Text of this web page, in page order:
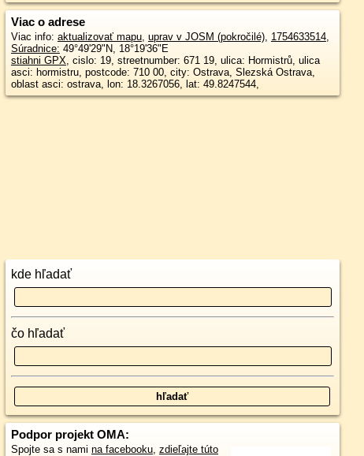
Viac o adrese
Viac info: aktualizovať mapu, uprav v JOSM (pokročilé), 1754633514,
Súradnice: 49°49'29"N, 18°19'36"E
stiahni GPX, cislo: 19, streetnumber: 671 19, ulica: Hormistrů, ulica
asci: hormistru, postcode: 710 00, city: Ostrava, Slezská Ostrava,
oblast asci: ostrava, lon: 18.3267056, lat: 49.8247544,
kde hľadať
čo hľadať
Podpor projekt OMA:
Spojte sa s nami na facebooku, zdieľajte túto